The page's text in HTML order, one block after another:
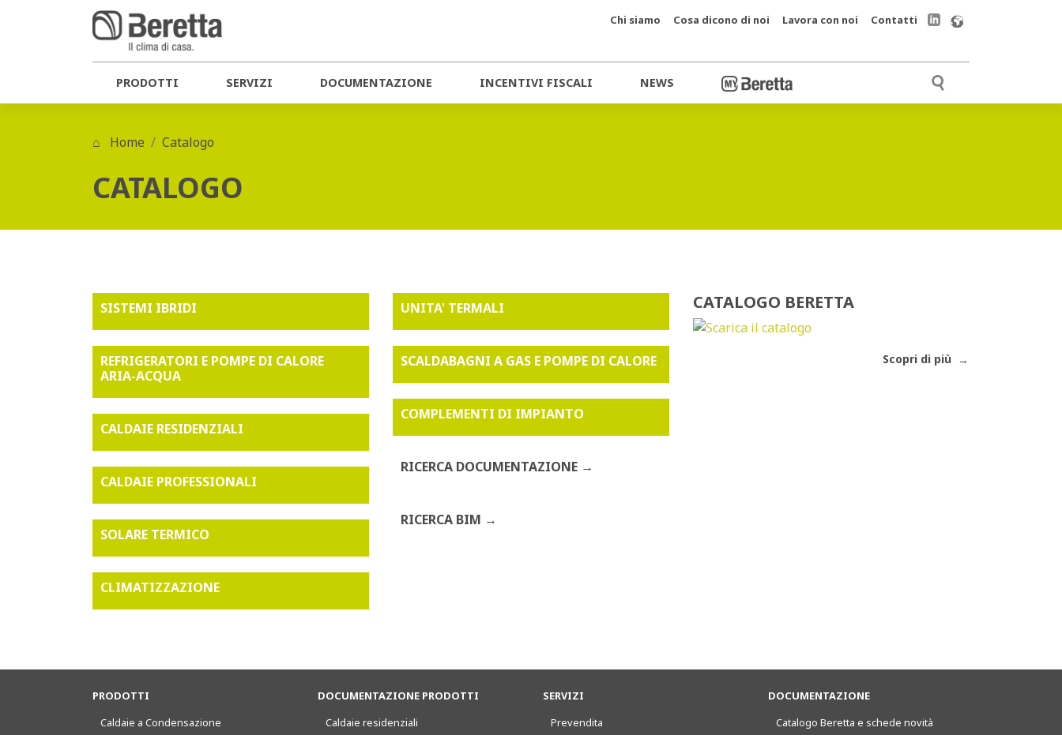
PRODOTTI SERVIZI DOCUMENTAZIONE INCENTIVI FISCALI NEWS
Chi siamo Cosa dicono di noi Lavora con noi Contatti
Home Catalogo
CATALOGO
SISTEMI IBRIDI
REFRIGERATORI E POMPE DI CALORE
ARIA-ACQUA
CALDAIE RESIDENZIALI
CALDAIE PROFESSIONALI
SOLARE TERMICO
CLIMATIZZAZIONE
UNITA' TERMALI
SCALDABAGNI A GAS E POMPE DI CALORE
COMPLEMENTI DI IMPIANTO
RICERCA DOCUMENTAZIONE
RICERCA BIM
CATALOGO BERETTA
Scopri di più
PRODOTTI
Caldaie a Condensazione
DOCUMENTAZIONE PRODOTTI
Caldaie residenziali
SERVIZI
Prevendita
DOCUMENTAZIONE
Catalogo Beretta e schede novità